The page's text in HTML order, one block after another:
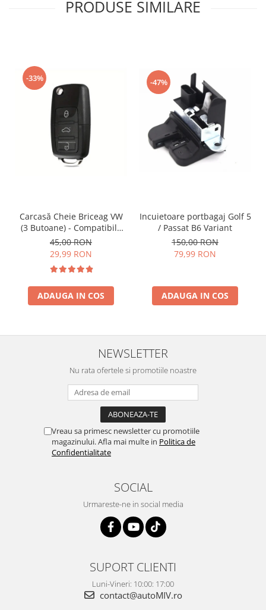
PRODUSE SIMILARE
-33%
Carcasă Cheie Briceag VW
(3 Butoane) - Compatibilă
Golf 5, Jetta, Touran etc
45,00 RON
29,99 RON
ADAUGA IN COS
-47%
Incuietoare portbagaj Golf 5
/ Passat B6 Variant
150,00 RON
79,99 RON
ADAUGA IN COS
NEWSLETTER
Nu rata ofertele si promotiile noastre
Vreau sa primesc newsletter cu promotiile
magazinului. Afla mai multe in Politica de
Confidentialitate
SOCIAL
Urmareste-ne in social media
SUPORT CLIENTI
Luni-Vineri: 10:00: 17:00
contact@autoMIV.ro